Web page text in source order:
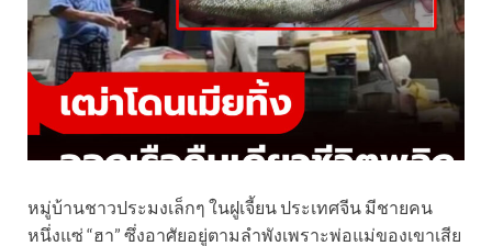
หมู่บ้านชาวประมงเล็กๆ ในฝูเจี้ยน ประเทศจีน มีชายคน
หนึ่งแซ่ “ฮา” ซึ่งอาศัยอยู่ตามลำพังเพราะพ่อแม่ของเขาเสีย